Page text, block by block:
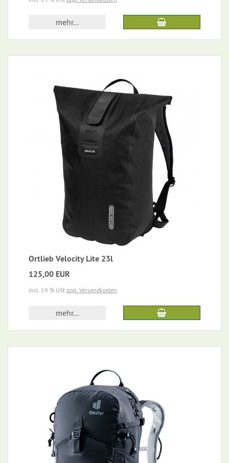
mehr...
Ortlieb Velocity Lite 23l
125,00 EUR
incl. 19 % USt zzgl. Versandkosten
mehr...